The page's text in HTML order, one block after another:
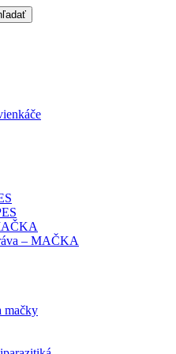
– MAČKA
mačky